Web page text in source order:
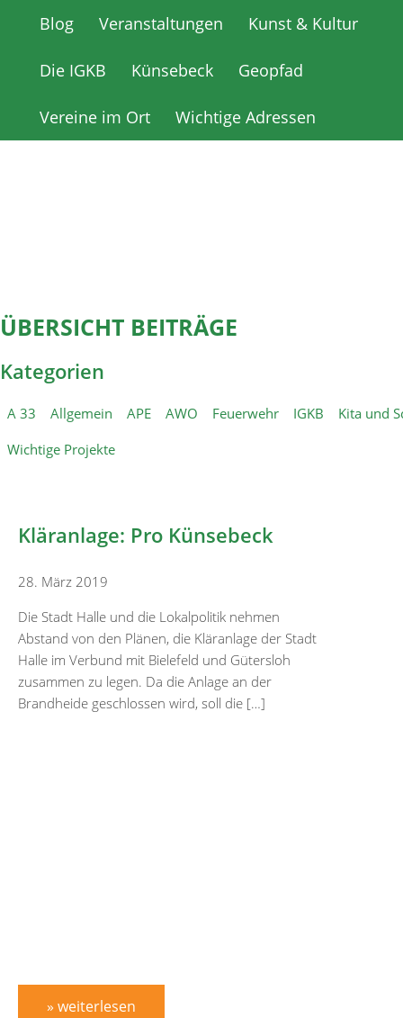
Blog Veranstaltungen Kunst & Kultur
Die IGKB Künsebeck Geopfad
Vereine im Ort Wichtige Adressen
Blog Veranstaltungen Kunst & Kultur
Die IGKB Künsebeck Geopfad
Vereine im Ort Wichtige Adressen
ÜBERSICHT BEITRÄGE
Kategorien
A 33 Allgemein APE AWO Feuerwehr IGKB
Kita und
Wichtige Projekte
Kläranlage: Pro Künsebeck
28. März 2019
Die Stadt Halle und die Lokalpolitik nehmen
Abstand von den Plänen, die Kläranlage der Stadt
Halle im Verbund mit Bielefeld und Gütersloh
zusammen zu legen. Da die Anlage an der
Brandheide geschlossen wird, soll die […]
» weiterlesen